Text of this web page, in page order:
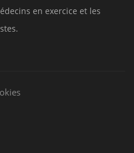
en exercice et les